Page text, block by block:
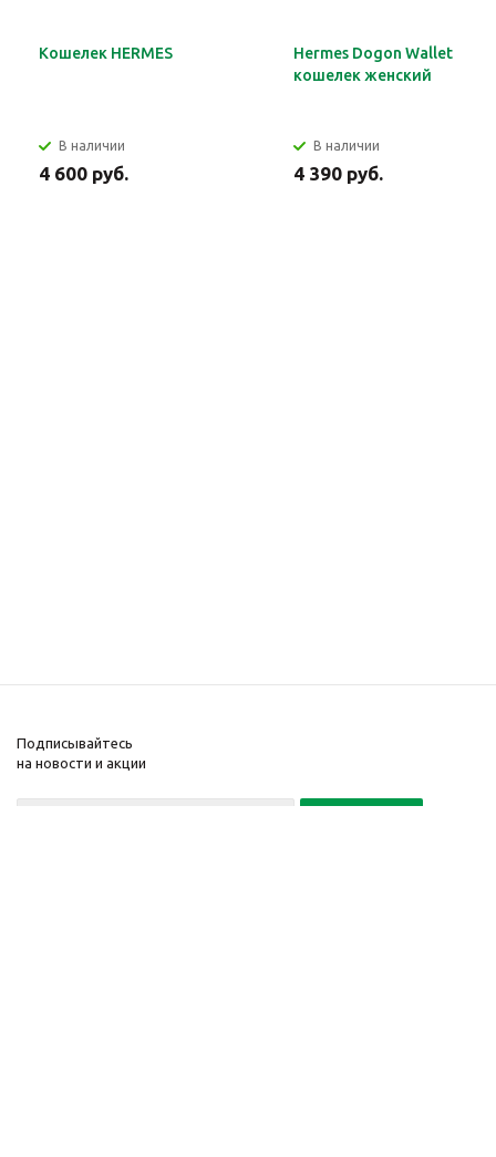
Кошелек HERMES
В наличии
4 600 руб.
Hermes Dogon Wallet
кошелек женский
В наличии
4 390 руб.
Подписывайтесь
на новости и акции